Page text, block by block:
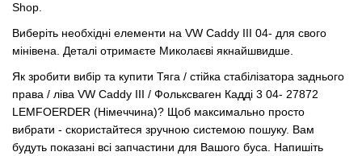
Shop.
Виберіть необхідні елементи на VW Caddy III 04- для свого
мінівена. Деталі отримаєте Миколаєві якнайшвидше.
Як зробити вибір та купити Тяга / стійка стабілізатора заднього
права / ліва VW Caddy III / Фольксваген Кадді 3 04- 27872
LEMFOERDER (Німеччина)? Щоб максимально просто
вибрати - скористайтеся зручною системою пошуку. Вам
будуть показані всі запчастини для Вашого буса. Напишіть